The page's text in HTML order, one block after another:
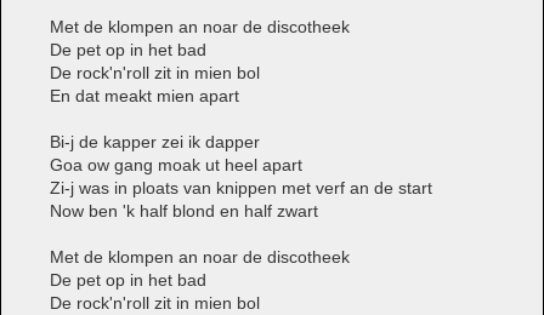
Met de klompen an noar de discotheek
De pet op in het bad
De rock'n'roll zit in mien bol
En dat meakt mien apart
Bi-j de kapper zei ik dapper
Goa ow gang moak ut heel apart
Zi-j was in ploats van knippen met verf an de start
Now ben 'k half blond en half zwart
Met de klompen an noar de discotheek
De pet op in het bad
De rock'n'roll zit in mien bol